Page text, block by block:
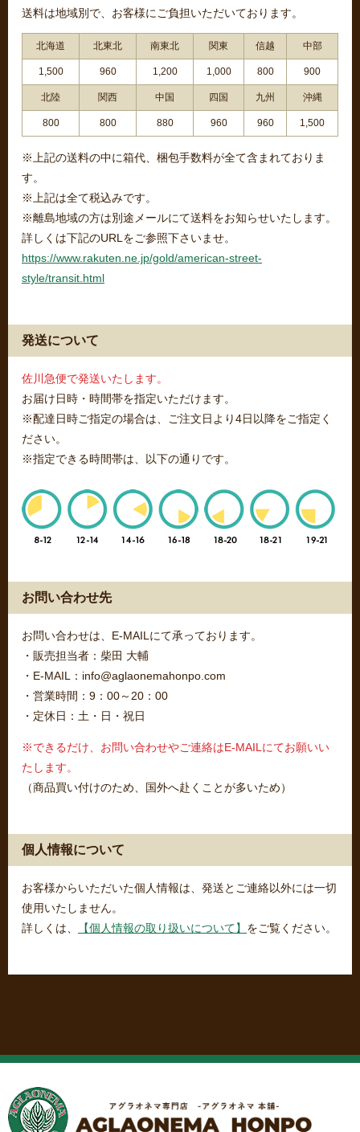
送料は地域別で、お客様にご負担いただいております。
北海道 北東北 南東北 関東 信越 中部
1,500 960 1,200 1,000 800 900
北陸 関西 中国 四国 九州 沖縄
800 800 880 960 960 1,500
※上記の送料の中に箱代、梱包手数料が全て含まれておりま
す。
※上記は全て税込みです。
※離島地域の方は別途メールにて送料をお知らせいたします。
詳しくは下記のURLをご参照下さいませ。
https://www.rakuten.ne.jp/gold/american-street-
style/transit.html
発送について
佐川急便で発送いたします。
お届け日時・時間帯を指定いただけます。
※配達日時ご指定の場合は、ご注文日より4日以降をご指定く
ださい。
※指定できる時間帯は、以下の通りです。
お問い合わせ先
お問い合わせは、E-MAILにて承っております。
・販売担当者：柴田 大輔
・E-MAIL：info@aglaonemahonpo.com
・営業時間：9：00～20：00
・定休日：土・日・祝日
※できるだけ、お問い合わせやご連絡はE-MAILにてお願いい
たします。
（商品買い付けのため、国外へ赴くことが多いため）
個人情報について
お客様からいただいた個人情報は、発送とご連絡以外には一切
使用いたしません。
詳しくは、
【個人情報の取り扱いについて】 をご覧ください。